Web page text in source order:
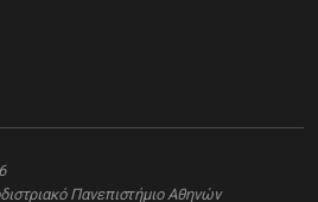
Πανεπιστήμιο Αθηνών